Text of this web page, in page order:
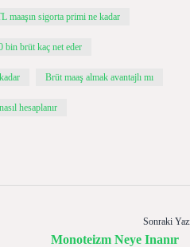
maaşın sigorta primi ne kadar
bin brüt kaç net eder
Brüt maaş almak avantajlı mı
hesaplanır
Sonraki
Monoteizm Neye Inanır